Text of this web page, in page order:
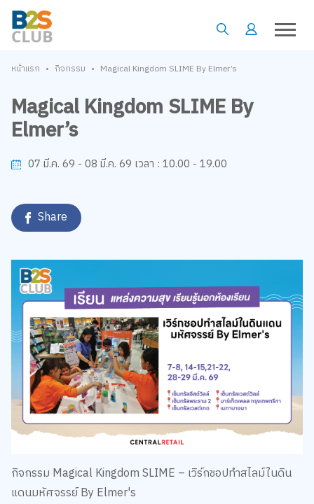
หน้าแรก • กิจกรรม • Magical Kingdom SLIME By Elmer’s
Magical Kingdom SLIME By
Elmer’s
07 มี.ค. 69 - 08 มี.ค. 69 เวลา : 10.00 - 19.00
Share
กิจกรรม Magical Kingdom SLIME – เวิร์กชอปทำสไลม์ในดิน
แดนมหัศจรรย์ By Elmer's